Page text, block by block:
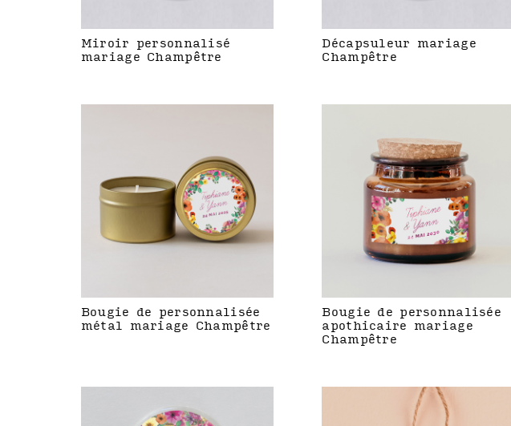
Miroir personnalisé
mariage Champêtre
Décapsuleur mariage
Champêtre
Bougie de personnalisée
métal mariage Champêtre
Bougie de personnalisée
apothicaire mariage
Champêtre